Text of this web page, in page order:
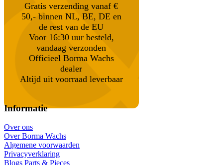
Gratis verzending vanaf €
50,- binnen NL, BE, DE en
de rest van de EU
Voor 16:30 uur besteld,
vandaag verzonden
Officieel Borma Wachs
dealer
Altijd uit voorraad leverbaar
Informatie
Over ons
Over Borma Wachs
Algemene voorwaarden
Privacyverklaring
Blogs Parts & Pieces